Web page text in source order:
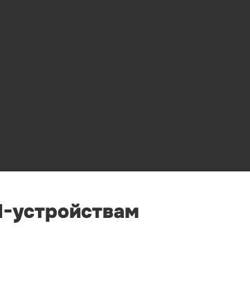
устройствам